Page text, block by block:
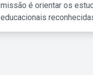
missão é orientar os
educacionais